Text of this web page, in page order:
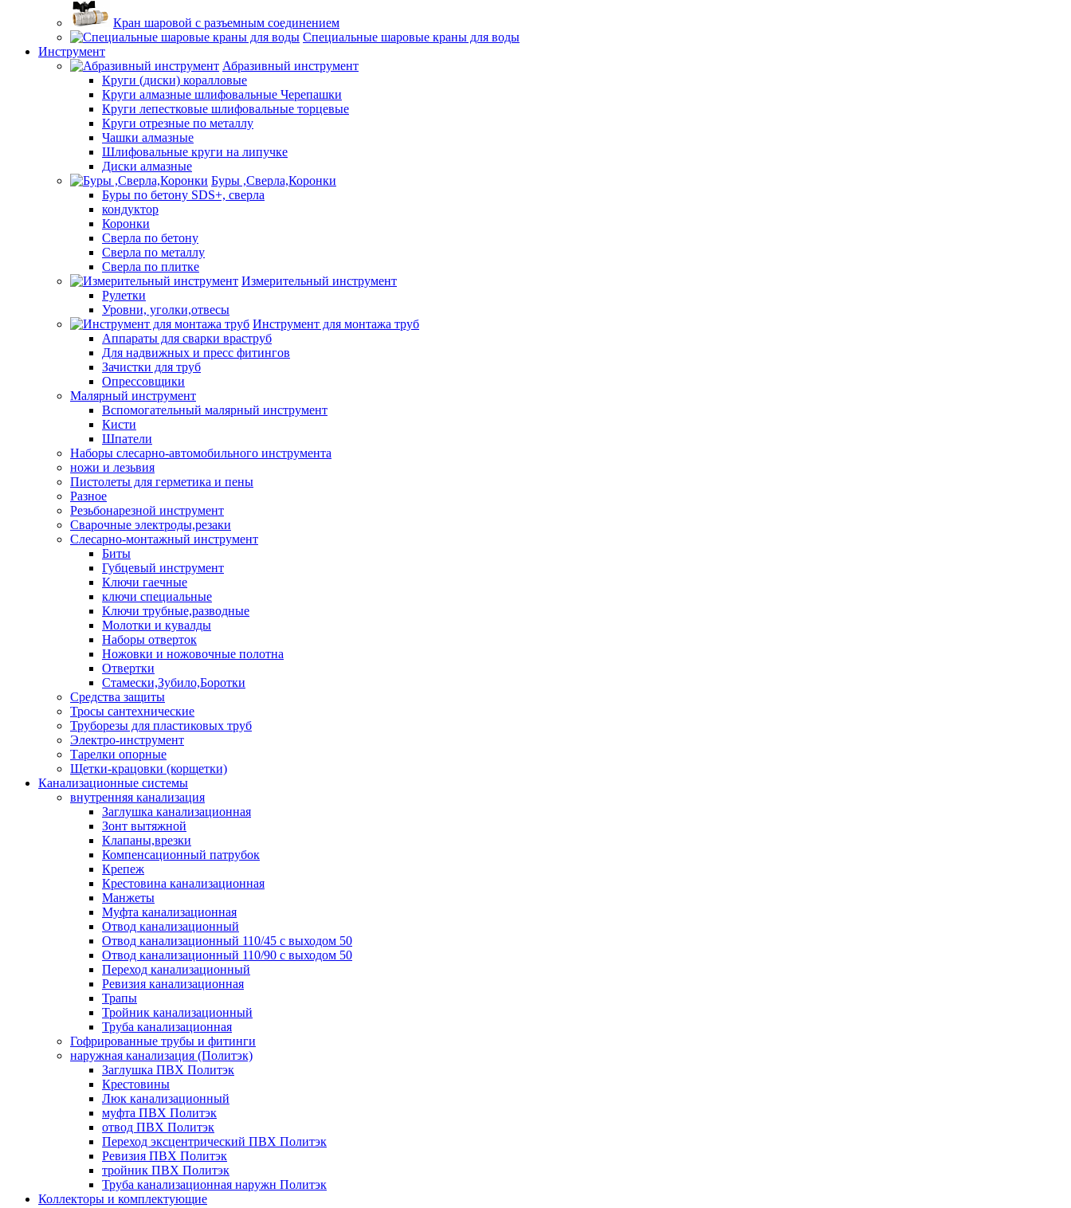
Кран шаровой с разъемным соединением
Специальные шаровые краны для воды
Инструмент
Абразивный инструмент
Круги (диски) коралловые
Круги алмазные шлифовальные Черепашки
Круги лепестковые шлифовальные торцевые
Круги отрезные по металлу
Чашки алмазные
Шлифовальные круги на липучке
Диски алмазные
Буры ,Сверла,Коронки
Буры по бетону SDS+, сверла
кондуктор
Коронки
Сверла по бетону
Сверла по металлу
Сверла по плитке
Измерительный инструмент
Рулетки
Уровни, уголки,отвесы
Инструмент для монтажа труб
Аппараты для сварки враструб
Для надвижных и пресс фитингов
Зачистки для труб
Опрессовщики
Малярный инструмент
Вспомогательный малярный инструмент
Кисти
Шпатели
Наборы слесарно-автомобильного инструмента
ножи и лезьвия
Пистолеты для герметика и пены
Разное
Резьбонарезной инструмент
Сварочные электроды,резаки
Слесарно-монтажный инструмент
Биты
Губцевый инструмент
Ключи гаечные
ключи специальные
Ключи трубные,разводные
Молотки и кувалды
Наборы отверток
Ножовки и ножовочные полотна
Отвертки
Стамески,Зубило,Боротки
Средства защиты
Тросы сантехнические
Труборезы для пластиковых труб
Электро-инструмент
Тарелки опорные
Щетки-крацовки (корщетки)
Канализационные системы
внутренняя канализация
Заглушка канализационная
Зонт вытяжной
Клапаны,врезки
Компенсационный патрубок
Крепеж
Крестовина канализационная
Манжеты
Муфта канализационная
Отвод канализационный
Отвод канализационный 110/45 с выходом 50
Отвод канализационный 110/90 с выходом 50
Переход канализационный
Ревизия канализационная
Трапы
Тройник канализационный
Труба канализационная
Гофрированные трубы и фитинги
наружная канализация (Политэк)
Заглушка ПВХ Политэк
Крестовины
Люк канализационный
муфта ПВХ Политэк
отвод ПВХ Политэк
Переход эксцентрический ПВХ Политэк
Ревизия ПВХ Политэк
тройник ПВХ Политэк
Труба канализационная наружн Политэк
Коллекторы и комплектующие